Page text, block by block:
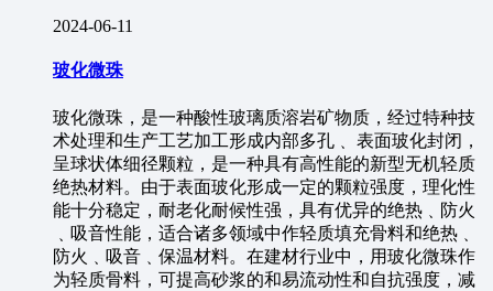
2024-06-11
玻化微珠
玻化微珠，是一种酸性玻璃质溶岩矿物质，经过特种技
术处理和生产工艺加工形成内部多孔﹑ 表面玻化封闭，
呈球状体细径颗粒，是一种具有高性能的新型无机轻质
绝热材料。由于表面玻化形成一定的颗粒强度，理化性
能十分稳定，耐老化耐候性强，具有优异的绝热﹑防火
﹑吸音性能，适合诸多领域中作轻质填充骨料和绝热﹑
防火﹑吸音﹑保温材料。在建材行业中，用玻化微珠作
为轻质骨料，可提高砂浆的和易流动性和自抗强度，减